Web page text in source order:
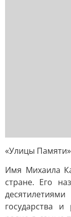
«Улицы
Имя Михаила
стране. Его
государства